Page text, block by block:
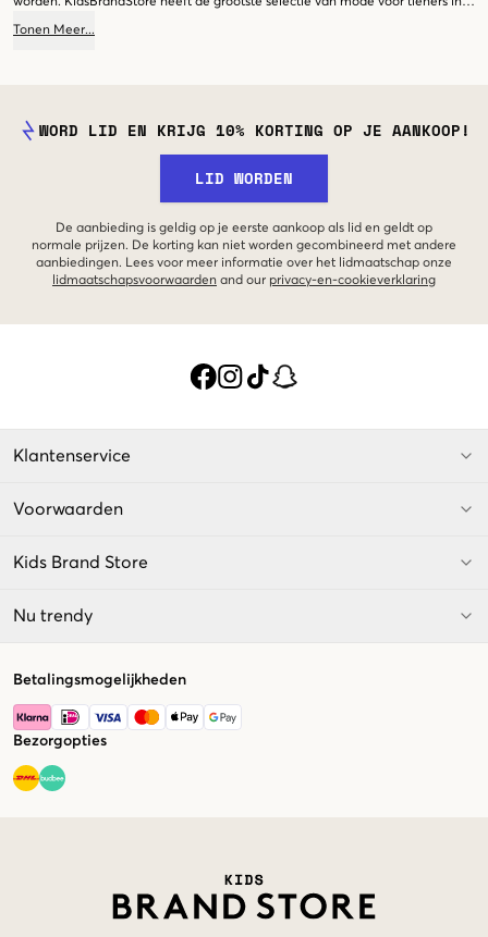
ze bij ons! Bij ons vind je jurken in deze kleuren:
Tonen Meer...
WORD LID EN KRIJG 10% KORTING OP JE AANKOOP!
LID WORDEN
De aanbieding is geldig op je eerste aankoop als lid en geldt op
normale prijzen. De korting kan niet worden gecombineerd met andere
aanbiedingen. Lees voor meer informatie over het lidmaatschap onze
lidmaatschapsvoorwaarden and our privacy-en-cookieverklaring
Klantenservice
Voorwaarden
Kids Brand Store
Nu trendy
Betalingsmogelijkheden
Bezorgopties